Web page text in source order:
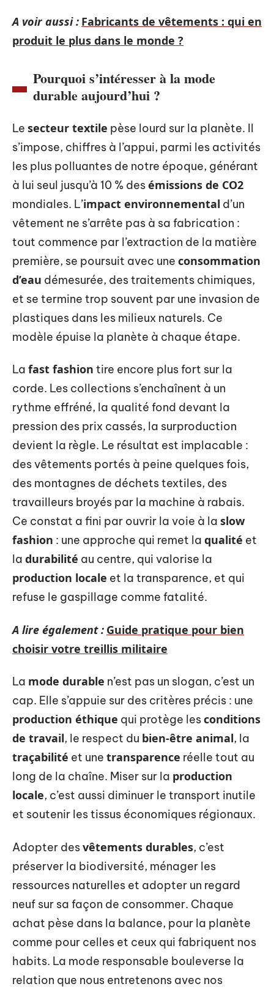
A voir aussi : Fabricants de vêtements : qui en
produit le plus dans le monde ?
Pourquoi s’intéresser à la mode
durable aujourd’hui ?
Le secteur textile pèse lourd sur la planète. Il
s’impose, chiffres à l’appui, parmi les activités
les plus polluantes de notre époque, générant
à lui seul jusqu’à 10 % desémissions de CO2
mondiales. L’impact environnemental d’un
vêtement ne s’arrête pas à sa fabrication :
tout commence par l’extraction de la matière
première, se poursuit avec une consommation
d’eau démesurée, des traitements chimiques,
et se termine trop souvent par une invasion de
plastiques dans les milieux naturels. Ce
modèle épuise la planète à chaque étape.
La fast fashion tire encore plus fort sur la
corde. Les collections s’enchaînent à un
rythme effréné, la qualité fond devant la
pression des prix cassés, la surproduction
devient la règle. Le résultat est implacable :
des vêtements portés à peine quelques fois,
des montagnes de déchets textiles, des
travailleurs broyés par la machine à rabais.
Ce constat a fini par ouvrir la voie à la slow
fashion : une approche qui remet la qualité et
la durabilité au centre, qui valorise la
production locale et la transparence, et qui
refuse le gaspillage comme fatalité.
A lire également : Guide pratique pour bien
choisir votre treillis militaire
La mode durable n’est pas un slogan, c’est un
cap. Elle s’appuie sur des critères précis : une
production éthique qui protège lesconditions
de travail, le respect du bien-être animal, la
traçabilité et une transparence réelle tout au
long de la chaîne. Miser sur la production
locale, c’est aussi diminuer le transport inutile
et soutenir les tissus économiques régionaux.
Adopter desvêtements durables, c’est
préserver la biodiversité, ménager les
ressources naturelles et adopter un regard
neuf sur sa façon de consommer. Chaque
achat pèse dans la balance, pour la planète
comme pour celles et ceux qui fabriquent nos
habits. La mode responsable bouleverse la
relation que nous entretenons avec nos